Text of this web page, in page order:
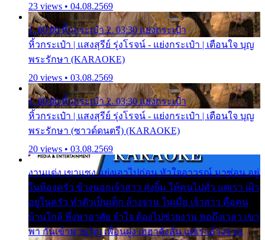
23 views • 04.08.2569
1. 00:00 หิ้วกระเป๋า 2. 03:30 แย่งกระเป๋า
หิ้วกระเป๋า | แสงสุรีย์ รุ่งโรจน์ - แย่งกระเป๋า | เตือนใจ บุญ
พระรักษา (KARAOKE)
20 views • 03.08.2569
1. 00:00 หิ้วกระเป๋า 2. 03:30 แย่งกระเป๋า
หิ้วกระเป๋า | แสงสุรีย์ รุ่งโรจน์ - แย่งกระเป๋า | เตือนใจ บุญ
พระรักษา (ซาวด์ดนตรี) (KARAOKE)
20 views • 03.08.2569
งานแต่ง เขาแซง แย่งเอาไปก่อน หัวใจอาวรณ์ มาซ่อน อยู่
ในห้องครัว ข้างนอกเจ้าสาว ส่งยิ้ม ให้คนไปทั่ว แต่เรา เฝ้า
อยู่ในครัว ทำตัวเป็นเด็ก ล้างจาน ในเมื่อ เจ้าสาว คือคน
บ้านใกล้ พึ่งพาอาศัย จำใจ ต้องไปช่วยงาน พอถึงเวลา เขา
พา กันเข้าพาขวัญ เพื่อนฝูง เฮฮาดังลั่น แต่เราล้างจาน